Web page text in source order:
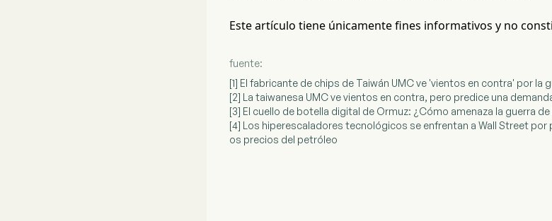
Este artículo tiene únicamente fines informativos y no
fuente:
[1] El fabricante de chips de Taiwán UMC ve 'vientos en contra' por
[2] La taiwanesa UMC ve vientos en contra, pero predice una
[3] El cuello de botella digital de Ormuz: ¿Cómo amenaza la guerra
[4] Los hiperescaladores tecnológicos se enfrentan a Wall Street por
os precios del petróleo